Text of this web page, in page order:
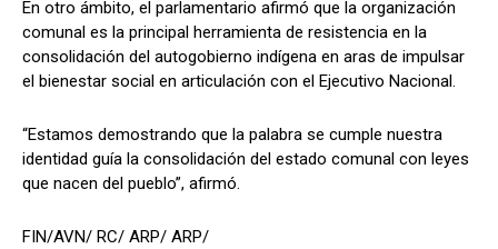
En otro ámbito, el parlamentario afirmó que la organización
comunal es la principal herramienta de resistencia en la
consolidación del autogobierno indígena en aras de impulsar
el bienestar social en articulación con el Ejecutivo Nacional.
“Estamos demostrando que la palabra se cumple nuestra
identidad guía la consolidación del estado comunal con leyes
que nacen del pueblo”, afirmó.
FIN/AVN/ RC/ ARP/ ARP/